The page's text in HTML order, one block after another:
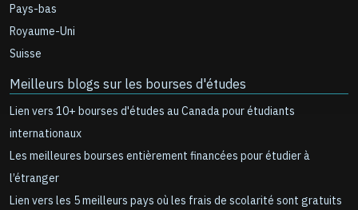
Pays-bas
Royaume-Uni
Suisse
Meilleurs blogs sur les bourses d'études
Lien vers 10+ bourses d'études au Canada pour étudiants
internationaux
Les meilleures bourses entièrement financées pour étudier à
l’étranger
Lien vers les 5 meilleurs pays où les frais de scolarité sont gratuits